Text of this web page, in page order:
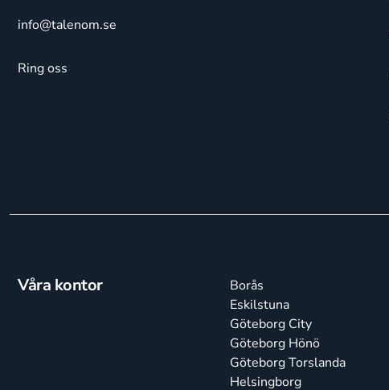
info@talenom.se
Ring oss
Våra kontor
Borås
Eskilstuna
Göteborg City
Göteborg Hönö
Göteborg Torslanda
Helsingborg